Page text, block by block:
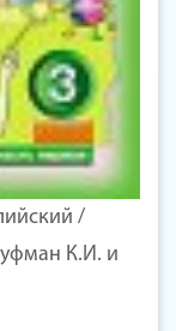
/
К.И. и